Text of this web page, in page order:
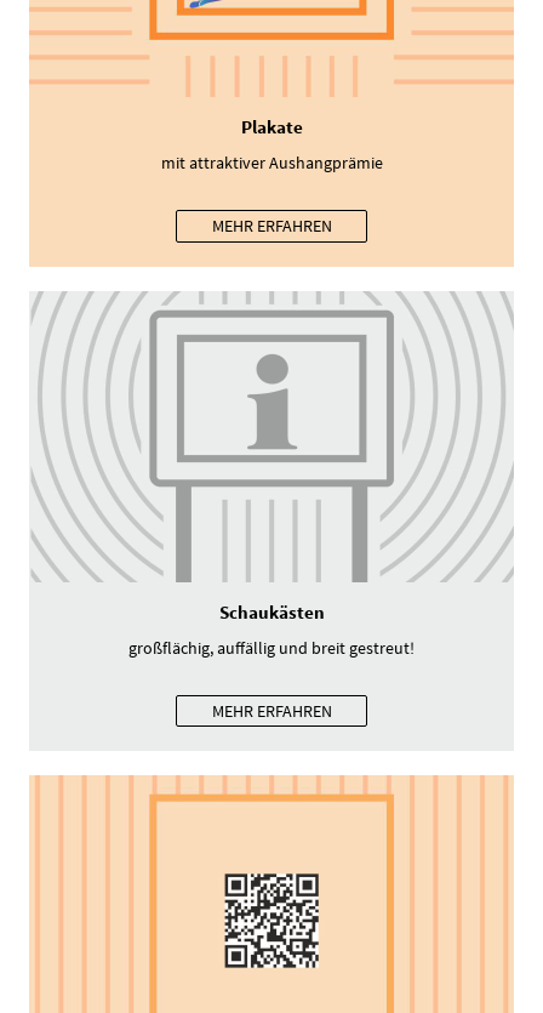
Plakate
mit attraktiver Aushangprämie
MEHR ERFAHREN
Schaukästen
großflächig, auffällig und breit gestreut!
MEHR ERFAHREN